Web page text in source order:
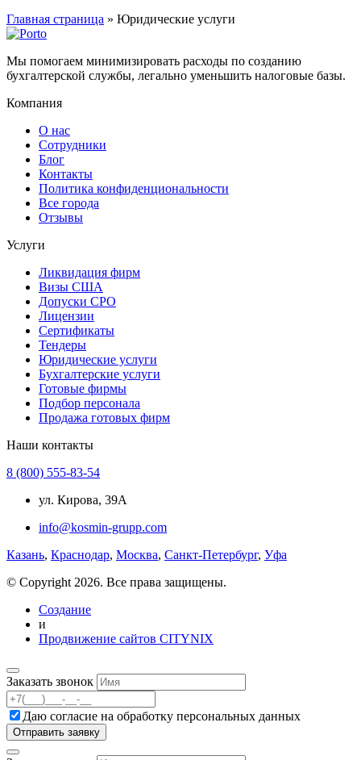
Главная страница » Юридические услуги
Мы помогаем минимизировать расходы по созданию
бухгалтерской службы, легально уменьшить налоговые базы.
Компания
О нас
Сотрудники
Блог
Контакты
Политика конфиденциональности
Все города
Отзывы
Услуги
Ликвидация фирм
Визы США
Допуски СРО
Лицензии
Сертификаты
Тендеры
Юридические услуги
Бухгалтерские услуги
Готовые фирмы
Подбор персонала
Продажа готовых фирм
Наши контакты
8 (800) 555-83-54
ул. Кирова, 39А
info@kosmin-grupp.com
Казань, Краснодар, Москва, Санкт-Петербург, Уфа
© Copyright 2026. Все права защищены.
Создание
и
Продвижение сайтов CITYNIX
Заказать звонок
Даю согласие на обработку персональных данных